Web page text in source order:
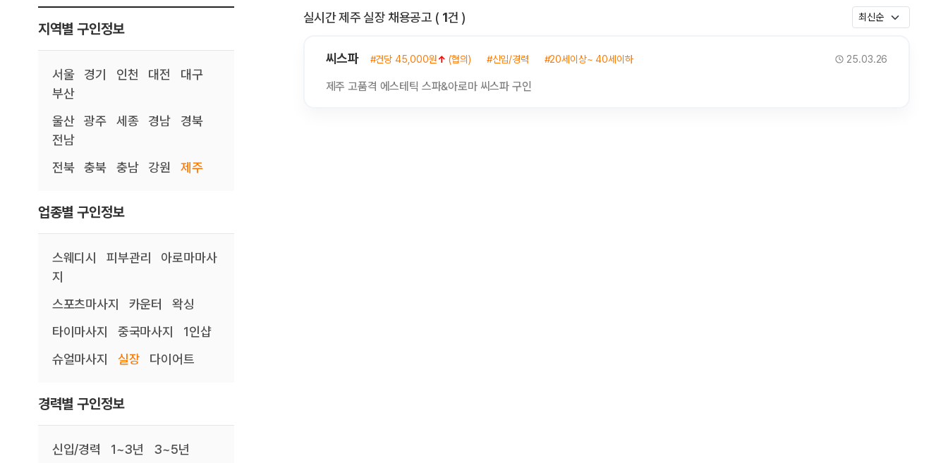
지역별 구인정보
서울 경기 인천 대전
대구
부산
울산
광주 세종 경남
경북
전남
전북
충북 충남 강원 제주
업종별 구인정보
스웨디시 피부관리
아로마마사
지
스포츠마사지
카운터
왁싱
타이마사지
중국마사지
1인샵
슈얼마사지
실장 다이어트
경력별 구인정보
신입/경력 1~3년
3~5년
실시간 제주 실장 채용공고 전체 목록
( 1건 )
25.03.26
씨스파 #건당 45,000원↑ (협의) #신입/경력 #20세이상~ 40세이하
제주 고품격 에스테틱 스파&아로마 씨스파 구인